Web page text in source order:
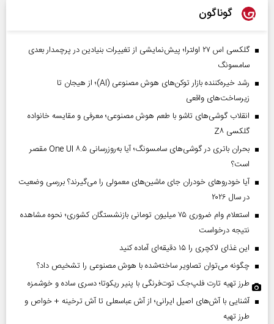
گوناگون
گلکسی اس ۲۷ اولترا؛ پیش‌نمایشی از تغییرات بنیادین در پرچمدار بعدی
سامسونگ
رشد خیره‌کننده بازار توکن‌های هوش مصنوعی (AI)؛ از هیجان تا
زیرساخت‌های واقعی
انقلاب گوشی‌های تاشو‌ با طعم هوش مصنوعی؛ معرفی و مقایسه خانواده
گلکسی Z۸
بحران باتری در گوشی‌های سامسونگ؛ آیا به‌روزرسانی One UI ۸.۵ مقصر
است؟
آیا خودروهای خودران جای ماشین‌های معمولی را می‌گیرند؟ بررسی وضعیت
در سال ۲۰۲۶
استعلام وام ضروری ۷۵ میلیون تومانی بازنشستگان کشوری؛ نحوه مشاهده
نتیجه درخواست
این غذای لاکچری را ۱۵ دقیقه‌ای آماده کنید
چگونه می‌توان تصاویر ساخته‌شده با هوش مصنوعی را تشخیص داد؟
طرز تهیه تارت فلپ‌جک توت‌فرنگی با پنیر ریکوتا؛ دسری ساده و خوشمزه
آشنایی با آش‌های اصیل ایرانی؛ از آش عباسعلی تا آش ترخینه + خواص و
طرز تهیه